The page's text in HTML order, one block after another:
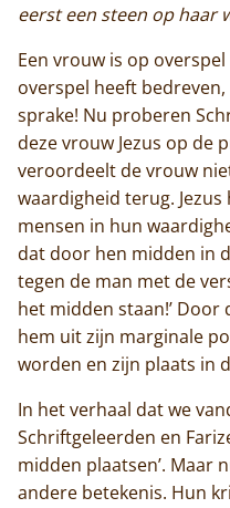
eerst een steen op haar
Een vrouw is op
overspel heeft
sprake! Nu proberen
deze vrouw Jezus op de
veroordeelt de vrouw
waardigheid terug.
mensen in hun
dat door hen midden in
tegen de man met de
het midden staan!’ Door
hem uit zijn marginale
worden en zijn plaats in
In het verhaal dat we
Schriftgeleerden en
midden plaatsen’. Maar
andere betekenis. Hun